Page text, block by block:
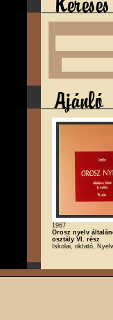
1967
Orosz nyelv
osztály VI. rész
Iskolai, oktató,